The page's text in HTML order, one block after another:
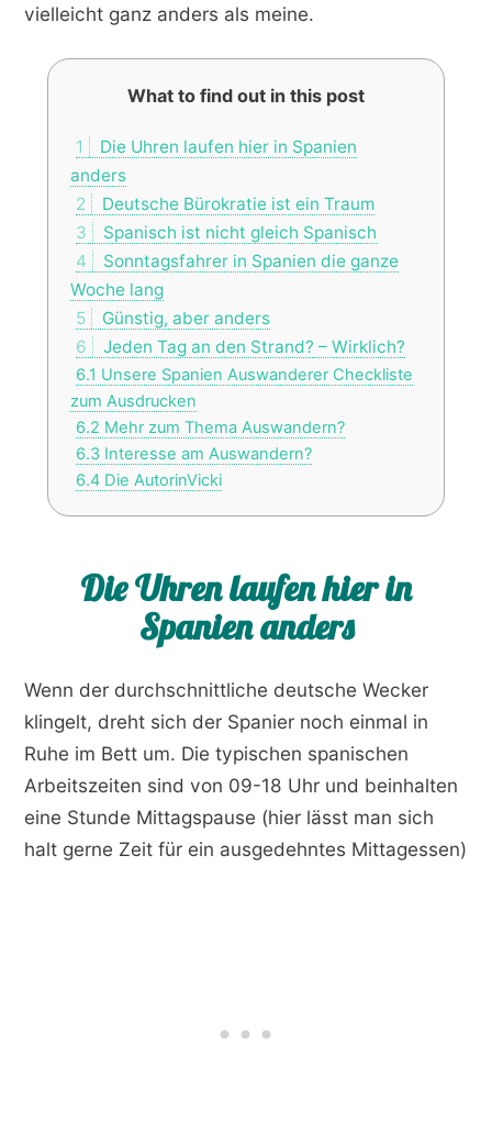
vielleicht ganz anders als meine.
What to find out in this post
1
Die Uhren laufen hier in Spanien
anders
2
Deutsche Bürokratie ist ein Traum
3
Spanisch ist nicht gleich Spanisch
4
Sonntagsfahrer in Spanien die ganze
Woche lang
5
Günstig, aber anders
6
Jeden Tag an den Strand? – Wirklich?
6.1 Unsere Spanien Auswanderer Checkliste
zum Ausdrucken
6.2 Mehr zum Thema Auswandern?
6.3 Interesse am Auswandern?
6.4 Die AutorinVicki
Die Uhren laufen hier in
Spanien anders
Wenn der durchschnittliche deutsche Wecker
klingelt, dreht sich der Spanier noch einmal in
Ruhe im Bett um. Die typischen spanischen
Arbeitszeiten sind von 09-18 Uhr und beinhalten
eine Stunde Mittagspause (hier lässt man sich
halt gerne Zeit für ein ausgedehntes Mittagessen)